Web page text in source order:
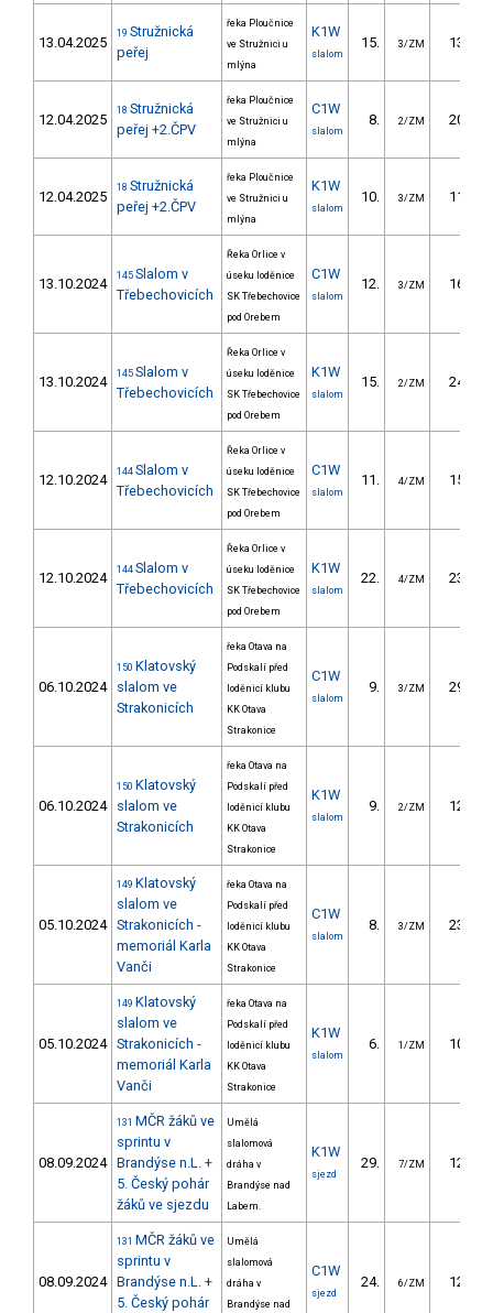
13.04.2025
19 Stružnická
peřej
řeka Ploučnice
ve Stružnici u
mlýna
K1W
slalom
15. 3/ZM 13.30
12.04.2025
18 Stružnická
peřej +2.ČPV
řeka Ploučnice
ve Stružnici u
mlýna
C1W
slalom
8. 2/ZM 20.90
12.04.2025
18 Stružnická
peřej +2.ČPV
řeka Ploučnice
ve Stružnici u
mlýna
K1W
slalom
10. 3/ZM 11.30
13.10.2024 145 Slalom v
Třebechovicích
Řeka Orlice v
úseku loděnice
SK Třebechovice
pod Orebem
C1W
slalom
12. 3/ZM 16.70
13.10.2024 145 Slalom v
Třebechovicích
Řeka Orlice v
úseku loděnice
SK Třebechovice
pod Orebem
K1W
slalom
15. 2/ZM 24.90
12.10.2024 144 Slalom v
Třebechovicích
Řeka Orlice v
úseku loděnice
SK Třebechovice
pod Orebem
C1W
slalom
11. 4/ZM 15.80
12.10.2024 144 Slalom v
Třebechovicích
Řeka Orlice v
úseku loděnice
SK Třebechovice
pod Orebem
K1W
slalom
22. 4/ZM 23.90
06.10.2024
150 Klatovský
slalom ve
Strakonicích
řeka Otava na
Podskalí před
loděnicí klubu
KK Otava
Strakonice
C1W
slalom
9. 3/ZM 29.00
06.10.2024
150 Klatovský
slalom ve
Strakonicích
řeka Otava na
Podskalí před
loděnicí klubu
KK Otava
Strakonice
K1W
slalom
9. 2/ZM 12.86
05.10.2024
149 Klatovský
slalom ve
Strakonicích -
memoriál Karla
Vanči
řeka Otava na
Podskalí před
loděnicí klubu
KK Otava
Strakonice
C1W
slalom
8. 3/ZM 23.45
05.10.2024
149 Klatovský
slalom ve
Strakonicích -
memoriál Karla
Vanči
řeka Otava na
Podskalí před
loděnicí klubu
KK Otava
Strakonice
K1W
slalom
6. 1/ZM 10.98
08.09.2024
131 MČR žáků ve
sprintu v
Brandýse n.L. +
5. Český pohár
žáků ve sjezdu
Umělá
slalomová
dráha v
Brandýse nad
Labem.
K1W
sjezd
29. 7/ZM 12.28
08.09.2024
131 MČR žáků ve
sprintu v
Brandýse n.L. +
5. Český pohár
Umělá
slalomová
dráha v
Brandýse nad
C1W
sjezd
24. 6/ZM 12.21